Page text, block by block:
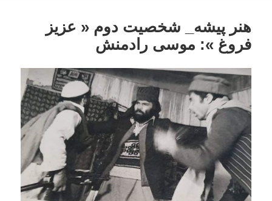
هنر پیشه_ شخصیت دوم « عزیز
فروغ »: موسی رادمنش